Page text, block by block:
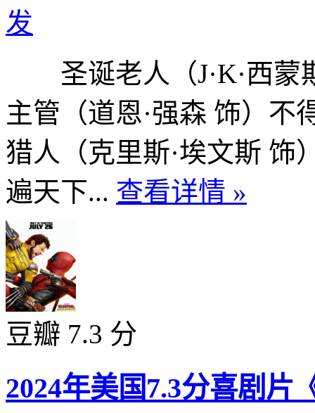
发
圣诞老人（J·K·西蒙
主管（道恩·强森 饰）不
猎人（克里斯·埃文斯 饰
遍天下... 查看详情 »
豆瓣 7.3 分
2024年美国7.3分喜剧片